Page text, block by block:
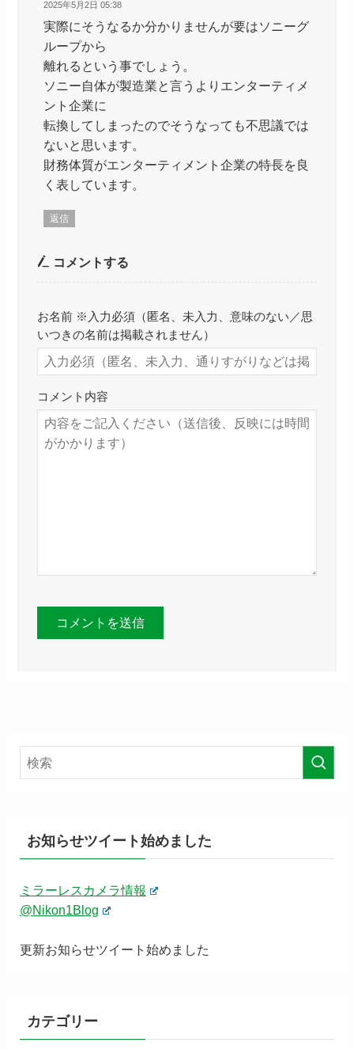
2025年5月2日 05:38
実際にそうなるか分かりませんが要はソニーグ
ループから
離れるという事でしょう。
ソニー自体が製造業と言うよりエンターティメ
ント企業に
転換してしまったのでそうなっても不思議では
ないと思います。
財務体質がエンターティメント企業の特長を良
く表しています。
返信
コメントする
お名前 ※入力必須（匿名、未入力、意味のない／思
いつきの名前は掲載されません）
コメント内容
お知らせツイート始めました
ミラーレスカメラ情報
@Nikon1Blog
更新お知らせツイート始めました
カテゴリー